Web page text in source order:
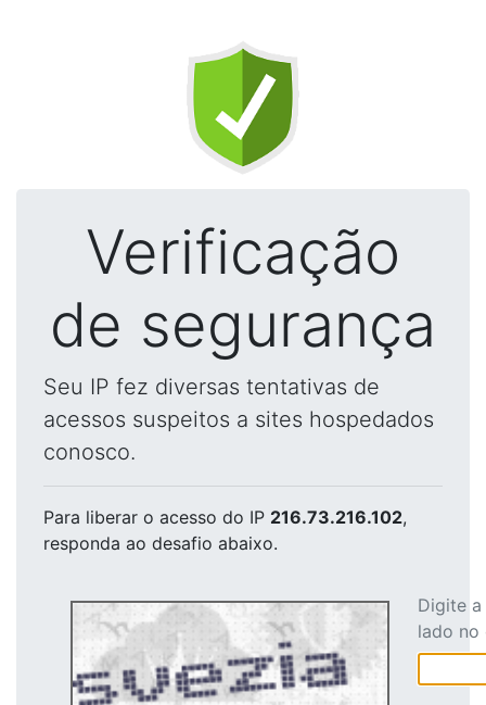
Verificação
de segurança
Seu IP fez diversas tentativas de
acessos suspeitos a sites hospedados
conosco.
Para liberar o acesso do IP 216.73.216.102,
responda ao desafio abaixo.
Digite
lado no